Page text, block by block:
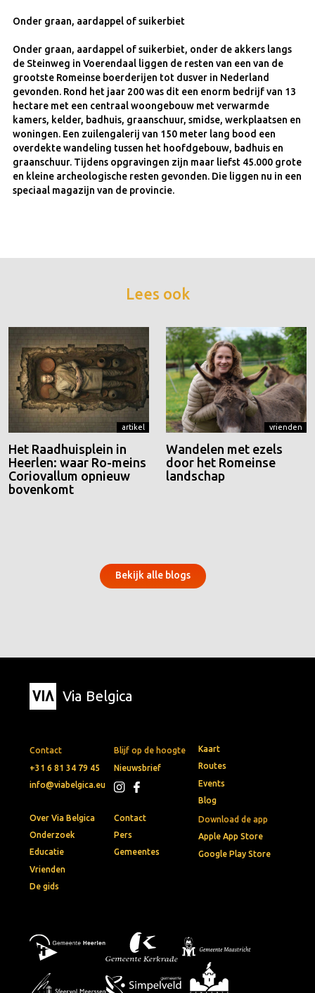
Onder graan, aardappel of suikerbiet
Onder graan, aardappel of suikerbiet, onder de akkers langs
de Steinweg in Voerendaal liggen de resten van een van de
grootste Romeinse boerderijen tot dusver in Nederland
gevonden. Rond het jaar 200 was dit een enorm bedrijf van 13
hectare met een centraal woongebouw met verwarmde
kamers, kelder, badhuis, graanschuur, smidse, werkplaatsen en
woningen. Een zuilengalerij van 150 meter lang bood een
overdekte wandeling tussen het hoofdgebouw, badhuis en
graanschuur. Tijdens opgravingen zijn maar liefst 45.000 grote
en kleine archeologische resten gevonden. Die liggen nu in een
speciaal magazijn van de provincie.
Lees ook
artikel
Het Raadhuisplein in
Heerlen: waar Ro-meins
Coriovallum opnieuw
bovenkomt
vrienden
Wandelen met ezels
door het Romeinse
landschap
Bekijk alle blogs
Via Belgica
Contact
+31 6 81 34 79 45
info@viabelgica.eu
Blijf op de hoogte
Nieuwsbrief
Download de app
Apple App Store
Google Play Store
Kaart
Routes
Events
Blog
Over Via Belgica
Onderzoek
Educatie
Vrienden
De gids
Contact
Pers
Gemeentes